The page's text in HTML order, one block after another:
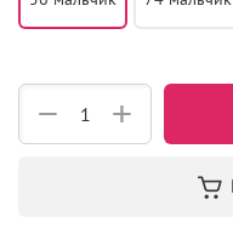
+
−